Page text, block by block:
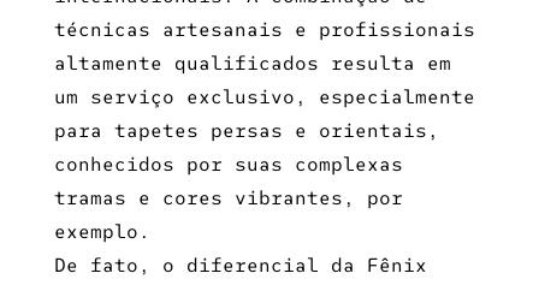
técnicas artesanais e profissionais
altamente qualificados resulta em
um serviço exclusivo, especialmente
para tapetes persas e orientais,
conhecidos por suas complexas
tramas e cores vibrantes, por
exemplo.
De fato, o diferencial da Fênix